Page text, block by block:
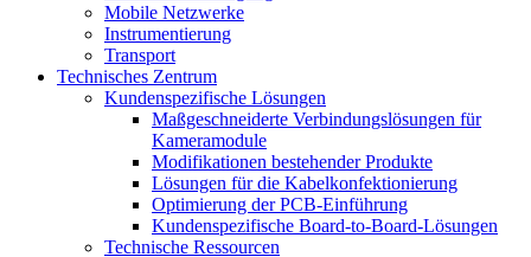
Mobile Netzwerke
Instrumentierung
Transport
Technisches Zentrum
Kundenspezifische Lösungen
Maßgeschneiderte Verbindungslösungen für
Kameramodule
Modifikationen bestehender Produkte
Lösungen für die Kabelkonfektionierung
Optimierung der PCB-Einführung
Kundenspezifische Board-to-Board-Lösungen
Technische Ressourcen